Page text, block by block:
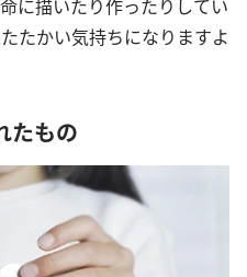
たかい気持ちになりますよ
たもの